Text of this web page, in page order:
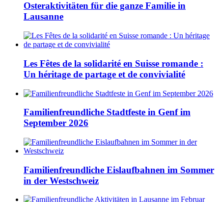
Osteraktivitäten für die ganze Familie in
Lausanne
Les Fêtes de la solidarité en Suisse romande :
Un héritage de partage et de convivialité
Familienfreundliche Stadtfeste in Genf im
September 2026
Familienfreundliche Eislaufbahnen im Sommer
in der Westschweiz